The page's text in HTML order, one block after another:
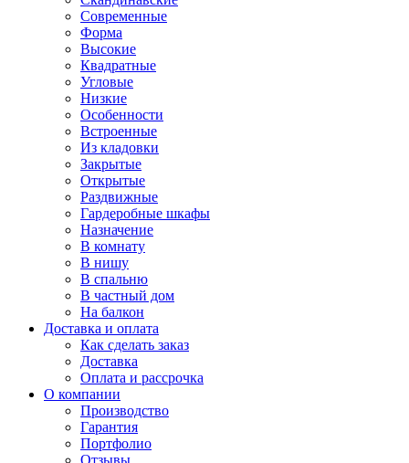
Современные
Форма
Высокие
Квадратные
Угловые
Низкие
Особенности
Встроенные
Из кладовки
Закрытые
Открытые
Раздвижные
Гардеробные шкафы
Назначение
В комнату
В нишу
В спальню
В частный дом
На балкон
Доставка и оплата
Как сделать заказ
Доставка
Оплата и рассрочка
О компании
Производство
Гарантия
Портфолио
Отзывы